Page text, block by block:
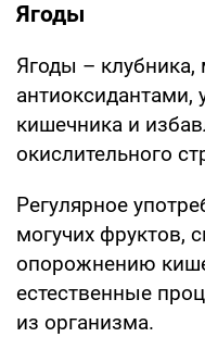
Ягоды
Ягоды – клубника,
кишечника и
окислительного
Регулярное
могучих фруктов,
опорожнению
естественные
из организма.